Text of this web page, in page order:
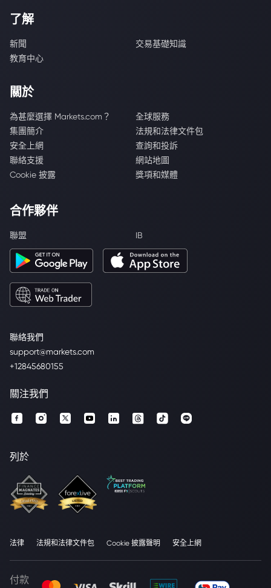
聯絡我們
support@markets.com
+12845680155
了解
新聞
交易基礎知識
教育中心
關於
為甚麼選擇 Markets.com？
全球服務
集團簡介
法規和法律文件包
安全上網
查詢和投訴
聯絡支援
網站地圖
Cookie 披露
獎項和媒體
合作夥伴
聯盟 IB
關注我們
列於
法律 法規和法律文件包 Cookie 披露聲明 安全上網
付款